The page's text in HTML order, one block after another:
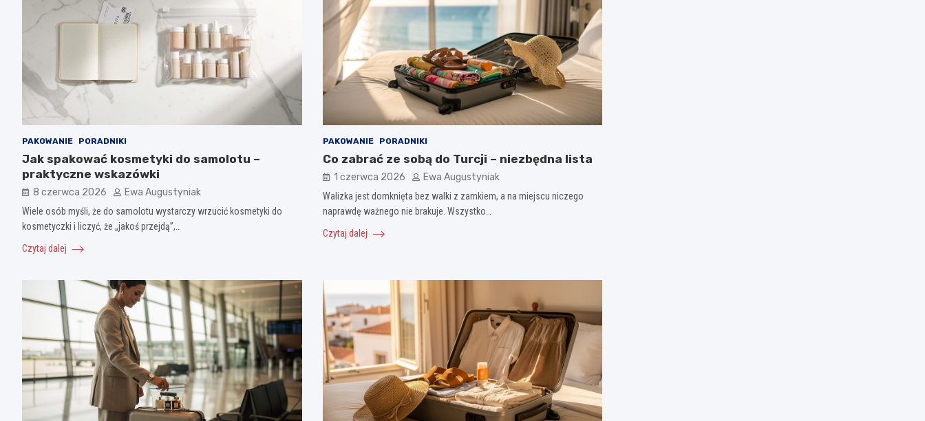
PAKOWANIE PORADNIKI
Jak spakować kosmetyki do samolotu –
praktyczne wskazówki
8 czerwca 2026 Ewa Augustyniak
Wiele osób myśli, że do samolotu wystarczy wrzucić kosmetyki do
kosmetyczki i liczyć, że „jakoś przejdą”,…
Czytaj dalej
PAKOWANIE PORADNIKI
Co zabrać ze sobą do Turcji – niezbędna lista
1 czerwca 2026 Ewa Augustyniak
Walizka jest domknięta bez walki z zamkiem, a na miejscu niczego
naprawdę ważnego nie brakuje. Wszystko…
Czytaj dalej